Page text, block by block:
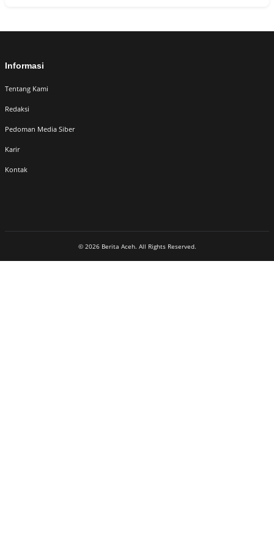
Informasi
Tentang Kami
Redaksi
Pedoman Media Siber
Karir
Kontak
© 2026 Berita Aceh. All Rights Reserved.